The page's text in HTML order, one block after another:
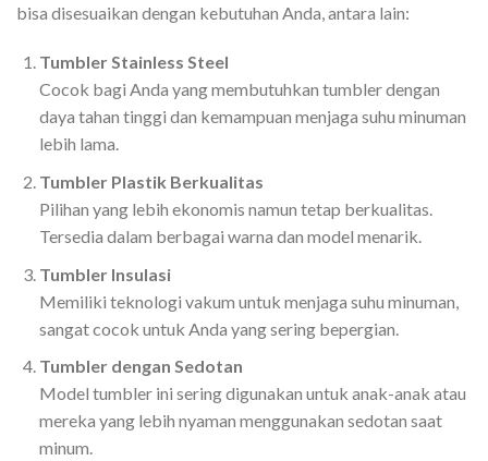
bisa disesuaikan dengan kebutuhan Anda, antara lain:
Tumbler Stainless Steel
Cocok bagi Anda yang membutuhkan tumbler dengan
daya tahan tinggi dan kemampuan menjaga suhu minuman
lebih lama.
Tumbler Plastik Berkualitas
Pilihan yang lebih ekonomis namun tetap berkualitas.
Tersedia dalam berbagai warna dan model menarik.
Tumbler Insulasi
Memiliki teknologi vakum untuk menjaga suhu minuman,
sangat cocok untuk Anda yang sering bepergian.
Tumbler dengan Sedotan
Model tumbler ini sering digunakan untuk anak-anak atau
mereka yang lebih nyaman menggunakan sedotan saat
minum.